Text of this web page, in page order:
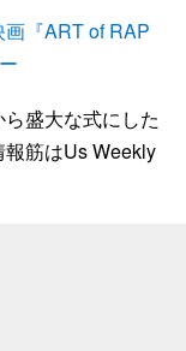
『ART of RAP
盛大な式にした
筋はUs Weekly